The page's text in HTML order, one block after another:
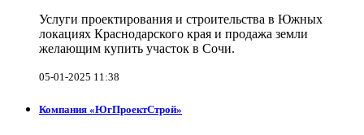
Услуги проектирования и строительства в Южных
локациях Краснодарского края и продажа земли
желающим купить участок в Сочи.
05-01-2025 11:38
Компания «ЮгПроектСтрой»